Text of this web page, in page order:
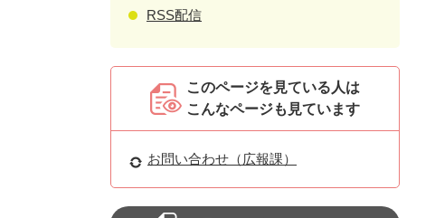
RSS配信
このページを見ている人は
こんなページも見ています
お問い合わせ（広報課）